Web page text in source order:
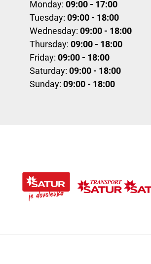
Monday: 09:00 - 17:00
Tuesday: 09:00 - 18:00
Wednesday: 09:00 - 18:00
Thursday: 09:00 - 18:00
Friday: 09:00 - 18:00
Saturday: 09:00 - 18:00
Sunday: 09:00 - 18:00